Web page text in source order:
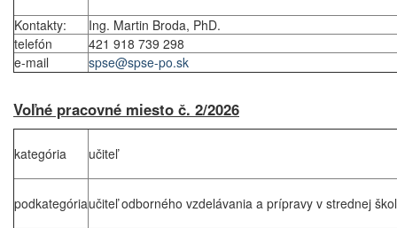
Kontakty:
Ing. Martin Broda, PhD.
telefón
421 918 739 298
e-mail
spse@spse-po.sk
Voľné pracovné miesto č. 2/2026
kategória učiteľ
podkategóriaučiteľ odborného vzdelávania a prípravy v strednej